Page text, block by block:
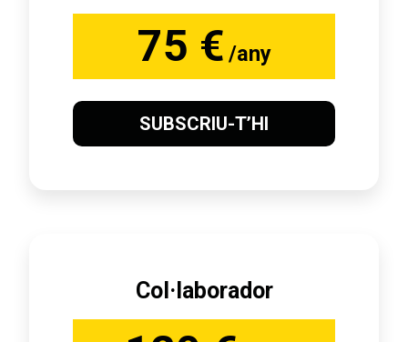
75 € /any
SUBSCRIU-T’HI
Col·laborador